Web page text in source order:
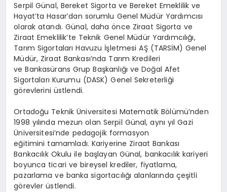
Serpil Günal, Bereket Sigorta ve Bereket Emeklilik ve
Hayat’taHasar’dan sorumlu Genel Müdür Yardımcısı
olarak atandı. Günal, daha önce Ziraat Sigorta ve
ZiraatEmeklilik’te Teknik Genel Müdür Yardımcılığı,
Tarım Sigortaları Havuzu İşletmesi AŞ (TARSİM) Genel
Müdür, Ziraat Bankası’nda Tarım Kredileri
ve Bankasürans Grup Başkanlığı ve Doğal Afet
Sigortaları Kurumu (DASK) Genel Sekreterliği
görevlerini üstlendi.
Ortadoğu Teknik Üniversitesi Matematik Bölümü’nden
1998 yılında mezun olan Serpil Günal, aynı yıl Gazi
Üniversitesi’nde pedagojik formasyon
eğitimini tamamladı. Kariyerine Ziraat Bankası
Bankacılık Okulu ile başlayan Günal, bankacılık kariyeri
boyunca ticari ve bireysel krediler, fiyatlama,
pazarlama ve banka sigortacılığı alanlarında çeşitli
görevler üstlendi.